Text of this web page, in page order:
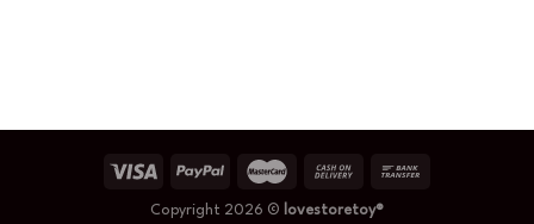
Copyright 2026 © lovestoretoy®